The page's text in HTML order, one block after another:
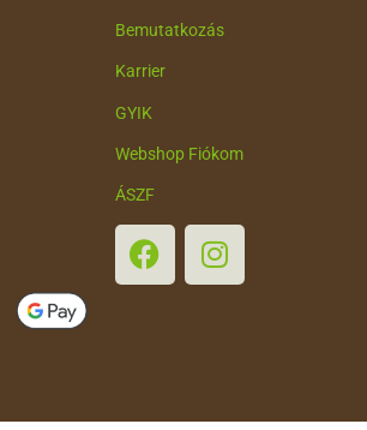
Bemutatkozás
Karrier
GYIK
Webshop Fiókom
ÁSZF